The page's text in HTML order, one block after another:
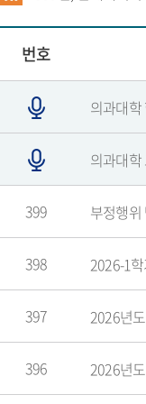
번호
의과대학
의과대학
399 부정행위
398 2026-1
397 2026년
396 2026년